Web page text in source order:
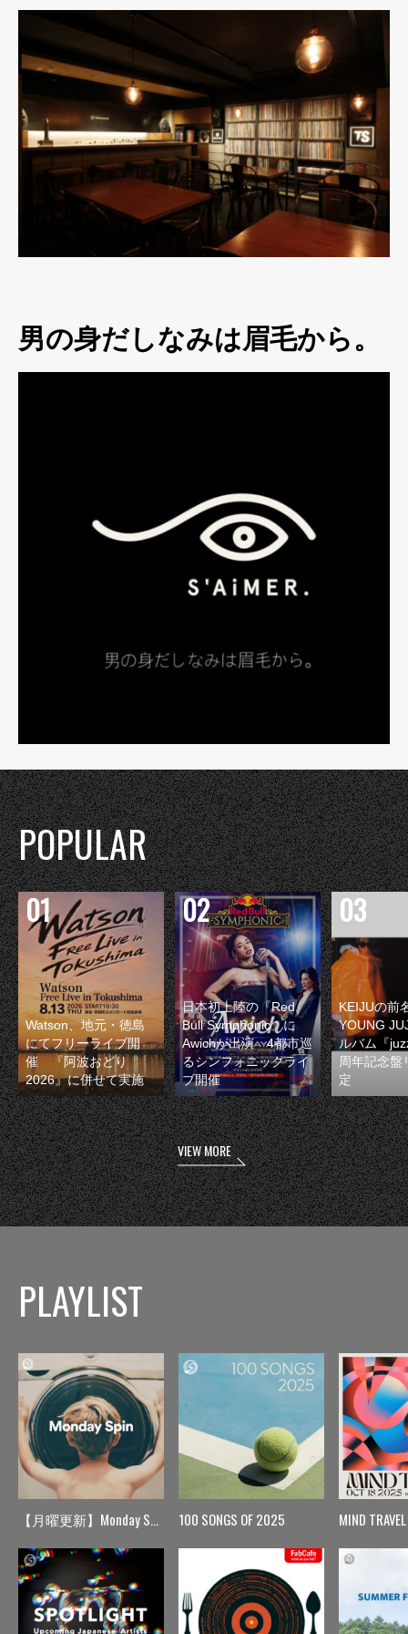
男の身だしなみは眉毛から。
POPULAR
Watson、地元・徳島
にてフリーライブ開
催 『阿波おどり
2026』に併せて実施
日本初上陸の『Red
Bull Symphonic』に
Awichが出演 4都市巡
るシンフォニックライ
ブ開催
KEIJUの前
YOUNG
ルバム『
周年記念盤
定
VIEW MORE
PLAYLIST
【月曜更新】Monday Spin 100 SONGS OF 2025 MIND TRAVEL